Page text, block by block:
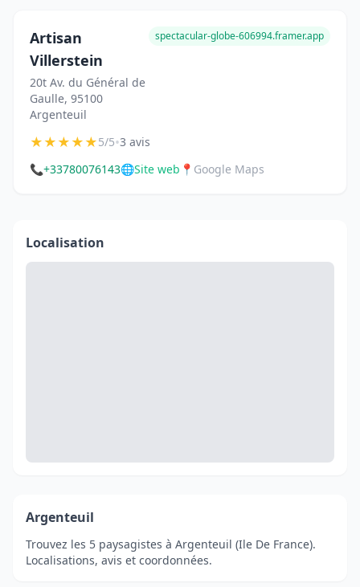
Artisan
Villerstein
20t Av. du Général de
Gaulle, 95100
Argenteuil
spectacular-globe-606994.framer.app
★★★★★5/5•3 avis
📞+33780076143🌐Site web 📍 Google Maps
Localisation
Argenteuil
Trouvez les 5 paysagistes à Argenteuil (Ile De France).
Localisations, avis et coordonnées.